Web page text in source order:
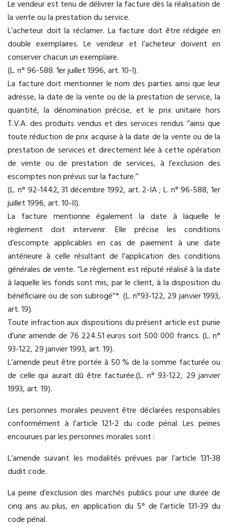
Le vendeur est tenu de délivrer la facture dès la réalisation de
la vente ou la prestation du service.
L’acheteur doit la réclamer. La facture doit être rédigée en
double exemplaires. Le vendeur et l’acheteur doivent en
conserver chacun un exemplaire.
(L. n° 96-588. 1er juillet 1996, art. 10-I).
La facture doit mentionner le nom des parties ainsi que leur
adresse, la date de la vente ou de la prestation de service, la
quantité, la dénomination précise, et le prix unitaire hors
T.V.A. des produits vendus et des services rendus ‘’ainsi que
toute réduction de prix acquise à la date de la vente ou de la
prestation de services et directement liée à cette opération
de vente ou de prestation de services, à l’exclusion des
escomptes non prévus sur la facture.’’
(L. n° 92-1442, 31 décembre 1992, art. 2-IA ; L. n° 96-588, 1er
juillet 1996, art. 10-II).
La facture mentionne également la date à laquelle le
règlement doit intervenir. Elle précise les conditions
d’escompte applicables en cas de paiement à une date
antérieure à celle résultant de l’application des conditions
générales de vente. ‘’Le règlement est réputé réalisé à la date
à laquelle les fonds sont mis, par le client, à la disposition du
bénéficiaire ou de son subrogé’’*. (L. n°93-122, 29 janvier 1993,
art. 19).
Toute infraction aux dispositions du présent article est punie
d’une amende de 76 224.51 euros soit 500 000 francs. (L. n°
93-122, 29 janvier 1993, art. 19).
L’amende peut être portée à 50 % de la somme facturée ou
de celle qui aurait dû être facturée.(L. n° 93-122, 29 janvier
1993, art. 19).
Les personnes morales peuvent être déclarées responsables
conformément à l’article 121-2 du code pénal. Les peines
encourues par les personnes morales sont :
L’amende suivant les modalités prévues par l’article 131-38
dudit code.
La peine d’exclusion des marchés publics pour une durée de
cinq ans au plus, en application du 5° de l’article 131-39 du
code pénal.